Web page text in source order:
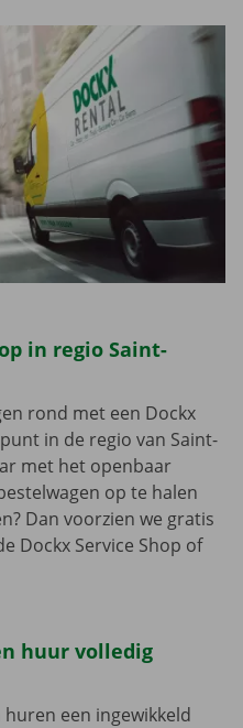
in regio Saint-
rond met een Dockx
in de regio van Saint-
met het openbaar
op te halen
Dan voorzien we gratis
Dockx Service Shop of
huur volledig
een ingewikkeld